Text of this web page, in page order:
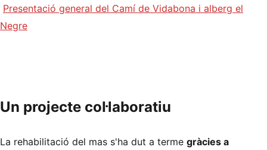
Presentació general del Camí de Vidabona i alberg el
Negre
Un projecte col·laboratiu
La rehabilitació del mas s'ha dut a terme gràcies a